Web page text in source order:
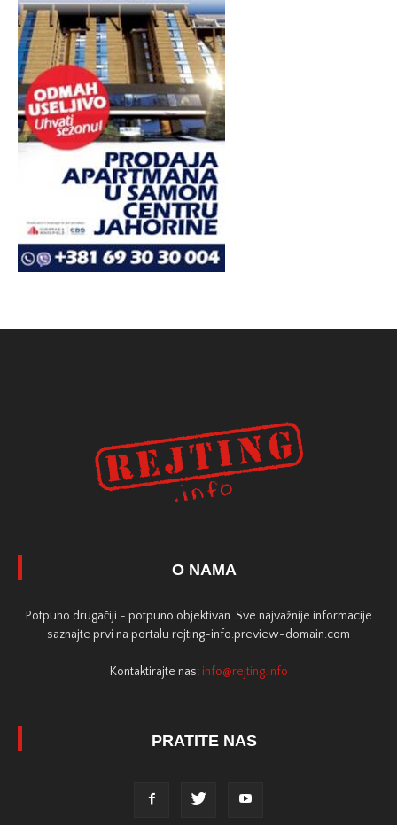
O NAMA
Potpuno drugačiji - potpuno objektivan. Sve najvažnije informacije
saznajte prvi na portalu rejting-info.preview-domain.com
Kontaktirajte nas: info@rejting.info
PRATITE NAS